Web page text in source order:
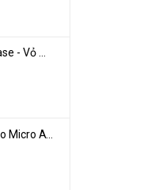
Arduino Pro Micro ATmega32U4 USB Mini